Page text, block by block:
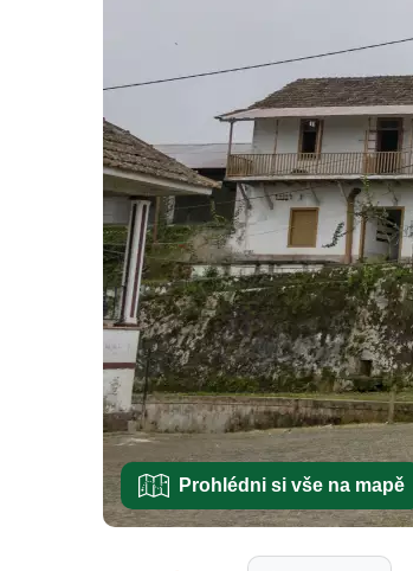
Prohlédni si vše na mapě